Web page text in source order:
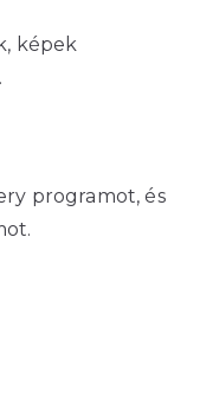
képek
programot, és